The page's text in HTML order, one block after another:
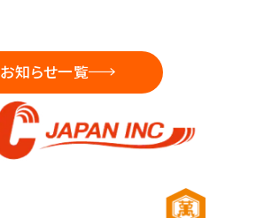
お知らせ一覧